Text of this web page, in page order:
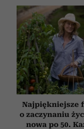
Najpiękniejsze
o zaczynaniu
nowa po 50.